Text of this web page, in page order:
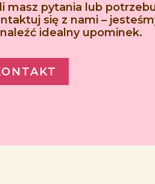
masz pytania lub
się z nami –
idealny upominek.